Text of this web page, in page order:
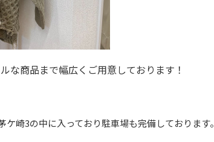
な商品まで幅広くご用意しております！
崎3の中に入っており駐車場も完備しております。